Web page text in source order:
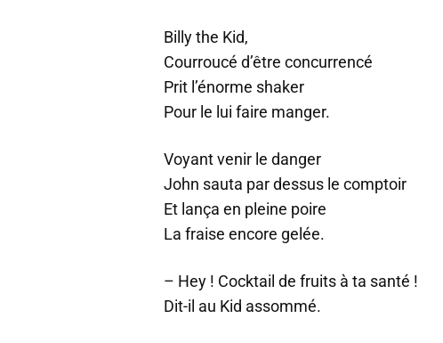
Billy the Kid,
Courroucé d’être concurrencé
Prit l’énorme shaker
Pour le lui faire manger.
Voyant venir le danger
John sauta par dessus le comptoir
Et lança en pleine poire
La fraise encore gelée.
– Hey ! Cocktail de fruits à ta santé !
Dit-il au Kid assommé.